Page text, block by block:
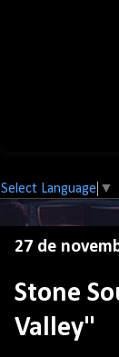
Select Language ▼
27 de
Stone
Valley"